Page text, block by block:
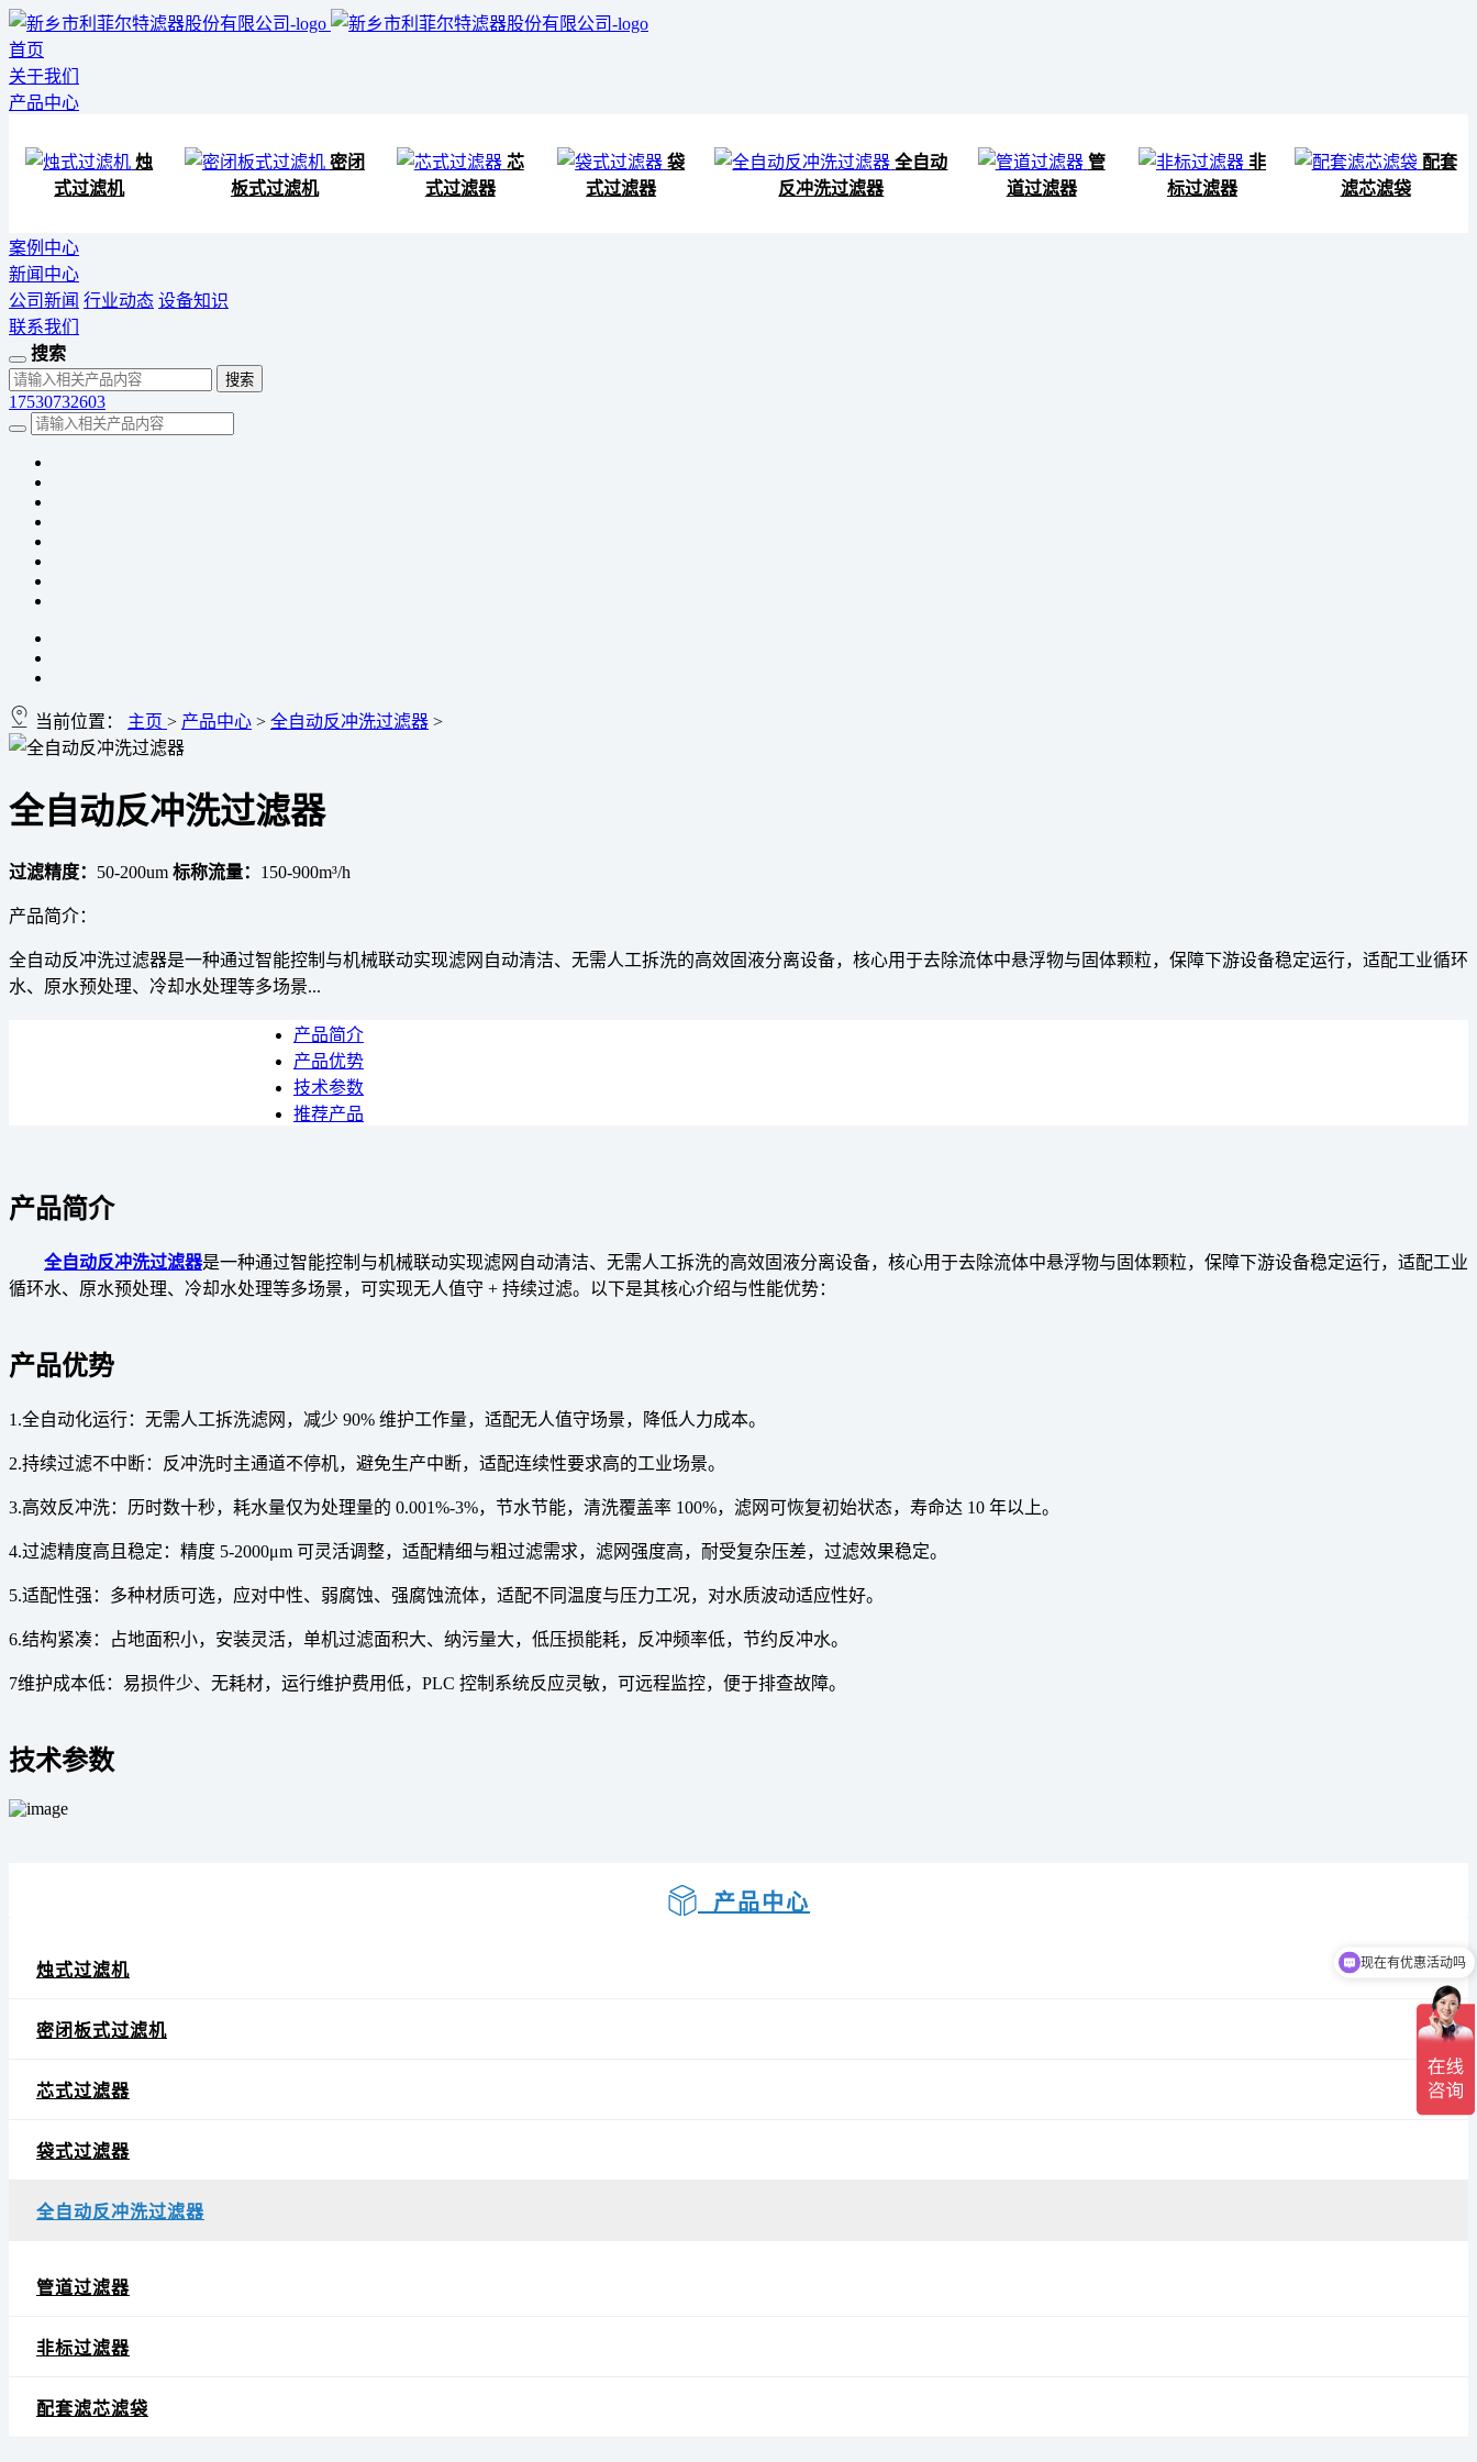
首页
关于我们
产品中心
烛
式过滤机
密闭
板式过滤机
芯
式过滤器
袋
式过滤器
全自动
反冲洗过滤器
管
道过滤器
非
标过滤器
配套
滤芯滤袋
案例中心
新闻中心
公司新闻 行业动态 设备知识
联系我们
搜索
17530732603
当前位置： 主页 > 产品中心 > 全自动反冲洗过滤器 >
全自动反冲洗过滤器
过滤精度： 50-200um 标称流量： 150-900m³/h
产品简介：
全自动反冲洗过滤器是一种通过智能控制与机械联动实现滤网自动清洁、无需人工拆洗的高效固液分离设备，核心用于去除流体中悬浮物与固体颗粒，保障下游设备稳定运行，适配工业循环
水、原水预处理、冷却水处理等多场景...
产品简介
产品优势
技术参数
推荐产品
产品简介
全自动反冲洗过滤器是一种通过智能控制与机械联动实现滤网自动清洁、无需人工拆洗的高效固液分离设备，核心用于去除流体中悬浮物与固体颗粒，保障下游设备稳定运行，适配工业
循环水、原水预处理、冷却水处理等多场景，可实现无人值守 + 持续过滤。以下是其核心介绍与性能优势：
产品优势
1.全自动化运行：无需人工拆洗滤网，减少 90% 维护工作量，适配无人值守场景，降低人力成本。
2.持续过滤不中断：反冲洗时主通道不停机，避免生产中断，适配连续性要求高的工业场景。
3.高效反冲洗：历时数十秒，耗水量仅为处理量的 0.001%-3%，节水节能，清洗覆盖率 100%，滤网可恢复初始状态，寿命达 10 年以上。
4.过滤精度高且稳定：精度 5-2000μm 可灵活调整，适配精细与粗过滤需求，滤网强度高，耐受复杂压差，过滤效果稳定。
5.适配性强：多种材质可选，应对中性、弱腐蚀、强腐蚀流体，适配不同温度与压力工况，对水质波动适应性好。
6.结构紧凑：占地面积小，安装灵活，单机过滤面积大、纳污量大，低压损能耗，反冲频率低，节约反冲水。
7维护成本低：易损件少、无耗材，运行维护费用低，PLC 控制系统反应灵敏，可远程监控，便于排查故障。
技术参数
产品中心
烛式过滤机
密闭板式过滤机
芯式过滤器
袋式过滤器
全自动反冲洗过滤器
管道过滤器
非标过滤器
配套滤芯滤袋
现在有优惠活动吗